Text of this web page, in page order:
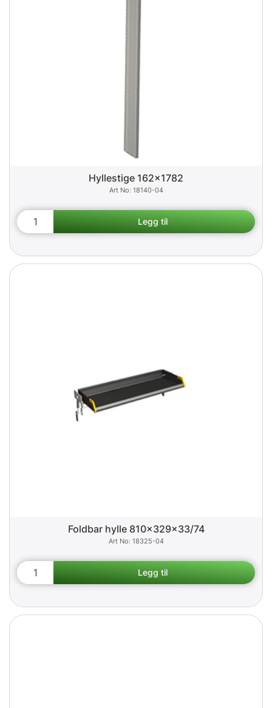
Hyllestige 162x1782
18140-04
Foldbar hylle 810x329x33/74
18325-04